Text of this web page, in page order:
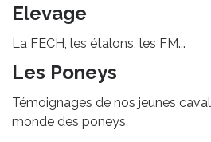
Elevage
La FECH, les étalons, les FM...
Les Poneys
Témoignages de nos jeunes
monde des poneys.